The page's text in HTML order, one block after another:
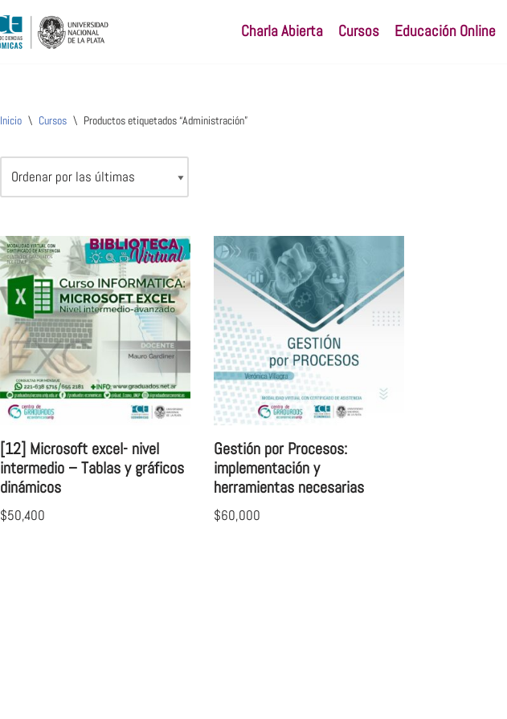
Charla Abierta Cursos Educación Online
Inicio \ Cursos \ Productos etiquetados “Administración”
[12] Microsoft excel- nivel
intermedio – Tablas y gráficos
dinámicos
$50,400
Gestión por Procesos:
implementación y
herramientas necesarias
$60,000